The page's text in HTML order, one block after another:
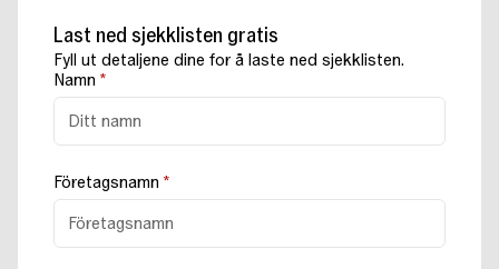
Last ned sjekklisten gratis
Fyll ut detaljene dine for å laste ned sjekklisten.
Namn *
Företagsnamn *